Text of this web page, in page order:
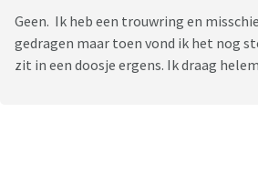
Geen. Ik heb een trouwring en
gedragen maar toen vond ik het nog
zit in een doosje ergens. Ik draag